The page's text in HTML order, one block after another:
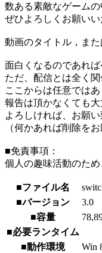
数ある素敵なゲーム
ぜひよろしくお願いい
動画のタイトル，ま
面白くなるのであれ
ただ、配信とは全く
ここからは任意では
報告は頂かなくても
よろしければ、お願い
（何かあれば削除を
■免責事項：
個人の趣味活動のた
■ファイル名
■バージョン
3.0
■容量
■必要ランタイム
■動作環境
Win